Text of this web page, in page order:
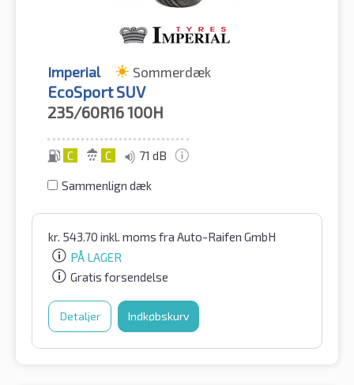
Imperial Sommerdæk
EcoSport SUV
235/60R16100H
C C 71 dB
Sammenlign dæk
kr. 543.70 inkl. moms fra Auto-Raifen GmbH
PÅ LAGER
Gratis forsendelse
Detaljer Indkøbskurv